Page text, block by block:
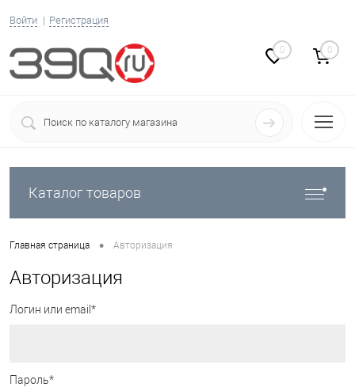
Войти Регистрация
0 0
Каталог товаров
Главная страница • Авторизация
Авторизация
Логин или email*
Пароль*